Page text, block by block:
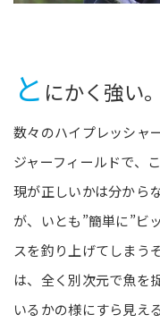
と にかく強い
数々のハイプレッシャ
ジャーフィールドで、
現が正しいかは分から
が、いとも”簡単に”ビ
スを釣り上げてしまう
は、全く別次元で魚を
いるかの様にすら見え